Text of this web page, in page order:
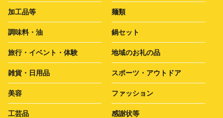
加工品等 麺類
調味料・油 鍋セット
旅行・イベント・体験 地域のお礼の品
雑貨・日用品 スポーツ・アウトドア
美容 ファッション
工芸品 感謝状等